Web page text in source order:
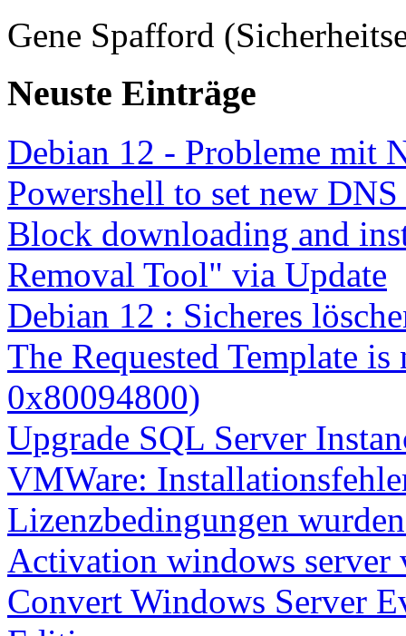
Gene Spafford
Neuste Einträge
Debian 12 - Probleme mit
Powershell to set new
Block downloading and
Removal Tool" via Update
Debian 12 : Sicheres
The Requested Template
0x80094800)
Upgrade SQL Server
VMWare:
Lizenzbedingungen
Activation windows server
Convert Windows Server